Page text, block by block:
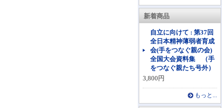
新着商品
自立に向けて : 第37回
全日本精神薄弱者育成
会(手をつなぐ親の会)
全国大会資料集 （手
をつなぐ親たち号外）
3,800円
もっと...